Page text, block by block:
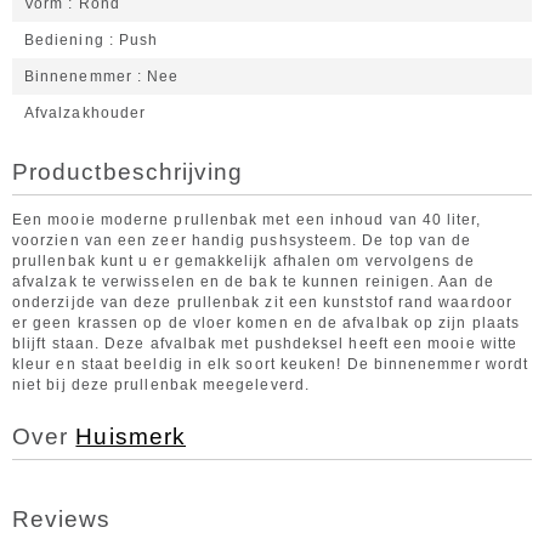
Vorm Rond
Bediening Push
Binnenemmer Nee
Afvalzakhouder
Productbeschrijving
Een mooie moderne prullenbak met een inhoud van 40 liter,
voorzien van een zeer handig pushsysteem. De top van de
prullenbak kunt u er gemakkelijk afhalen om vervolgens de
afvalzak te verwisselen en de bak te kunnen reinigen. Aan de
onderzijde van deze prullenbak zit een kunststof rand waardoor
er geen krassen op de vloer komen en de afvalbak op zijn plaats
blijft staan. Deze afvalbak met pushdeksel heeft een mooie witte
kleur en staat beeldig in elk soort keuken! De binnenemmer wordt
niet bij deze prullenbak meegeleverd.
Over Huismerk
Reviews